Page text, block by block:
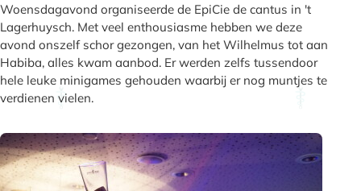
Woensdagavond organiseerde de EpiCie de cantus in 't
Lagerhuysch. Met veel enthousiasme hebben we deze
avond onszelf schor gezongen, van het Wilhelmus tot aan
Habiba, alles kwam aanbod. Er werden zelfs tussendoor
hele leuke minigames gehouden waarbij er nog muntjes te
verdienen vielen.